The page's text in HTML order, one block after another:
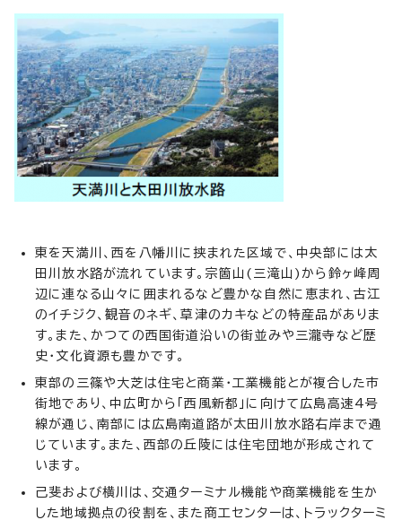
東を天満川、西を八幡川に挟まれた区域で、中央部には太
田川放水路が流れています。宗箇山(三滝山)から鈴ヶ峰周
辺に連なる山々に囲まれるなど豊かな自然に恵まれ、古江
のイチジク、観音のネギ、草津のカキなどの特産品がありま
す。また、かつての西国街道沿いの街並みや三瀧寺など歴
史・文化資源も豊かです。
東部の三篠や大芝は住宅と商業・工業機能とが複合した市
街地であり、中広町から「西風新都」に向けて広島高速4号
線が通じ、南部には広島南道路が太田川放水路右岸まで通
じています。また、西部の丘陵には住宅団地が形成されて
います。
己斐および横川は、交通ターミナル機能や商業機能を生か
した地域拠点の役割を、また商工センターは、トラックターミ